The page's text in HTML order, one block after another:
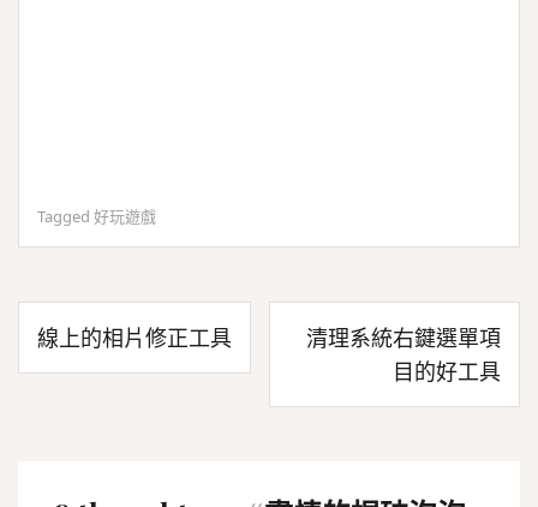
Tagged 好玩遊戲
文
章線上的相片修正工具
清理系統右鍵選單項
目的好工具